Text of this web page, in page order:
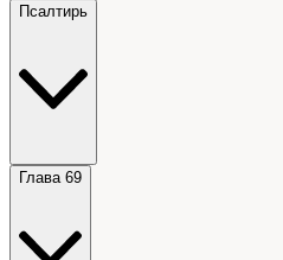
Псалтирь
Глава 69